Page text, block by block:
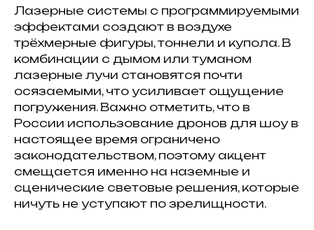
Лазерные системы с программируемыми
эффектами создают в воздухе
трёхмерные фигуры, тоннели и купола. В
комбинации с дымом или туманом
лазерные лучи становятся почти
осязаемыми, что усиливает ощущение
погружения. Важно отметить, что в
России использование дронов для шоу в
настоящее время ограничено
законодательством, поэтому акцент
смещается именно на наземные и
сценические световые решения, которые
ничуть не уступают по зрелищности.